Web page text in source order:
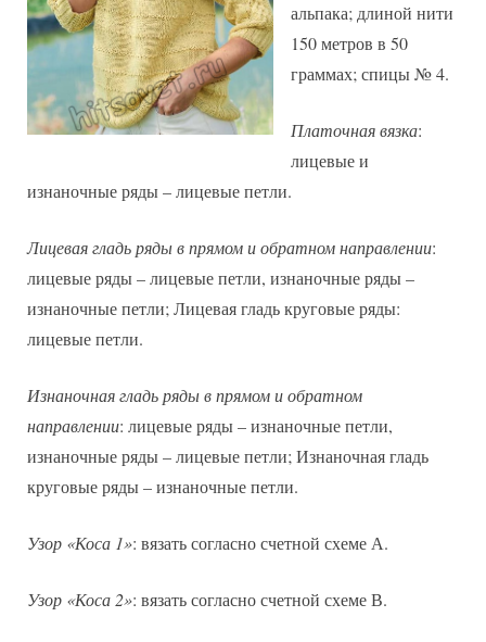
альпака; длиной нити
150 метров в 50
граммах; спицы № 4.
Платочная вязка:
лицевые и
изнаночные ряды – лицевые петли.
Лицевая гладь ряды в прямом и обратном направлении:
лицевые ряды – лицевые петли, изнаночные ряды –
изнаночные петли; Лицевая гладь круговые ряды:
лицевые петли.
Изнаночная гладь ряды в прямом и обратном
направлении: лицевые ряды – изнаночные петли,
изнаночные ряды – лицевые петли; Изнаночная гладь
круговые ряды – изнаночные петли.
Узор «Коса 1»: вязать согласно счетной схеме А.
Узор «Коса 2»: вязать согласно счетной схеме В.